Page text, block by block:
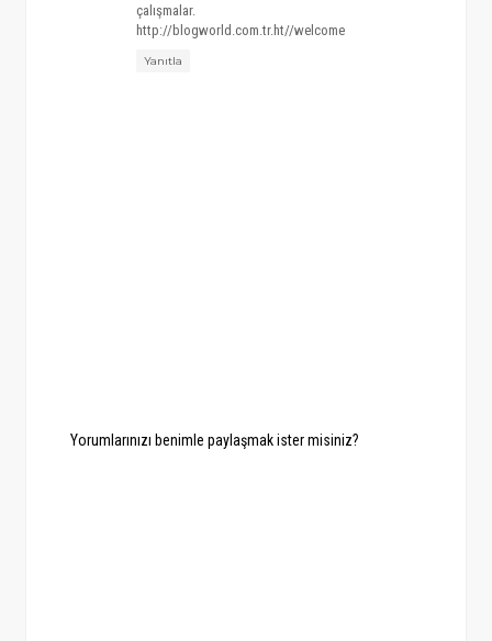
çalışmalar.
http://blogworld.com.tr.ht//welcome
Yanıtla
Yorumlarınızı benimle paylaşmak ister misiniz?